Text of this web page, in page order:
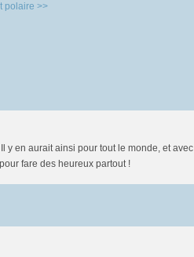
polaire >>
y en aurait ainsi pour tout le monde, et avec
fare des heureux partout !